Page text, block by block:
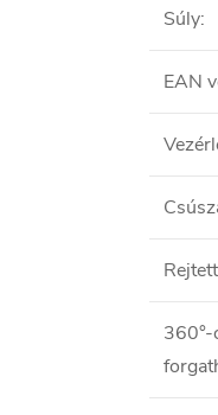
Súly:
EAN
360°-